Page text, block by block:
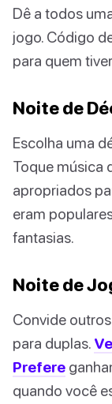
Dê a todos
jogo. Código
para quem
Noite de
Escolha uma
Toque música
apropriados
eram
fantasias.
Noite de
Convide
para duplas.
Prefere
quando você